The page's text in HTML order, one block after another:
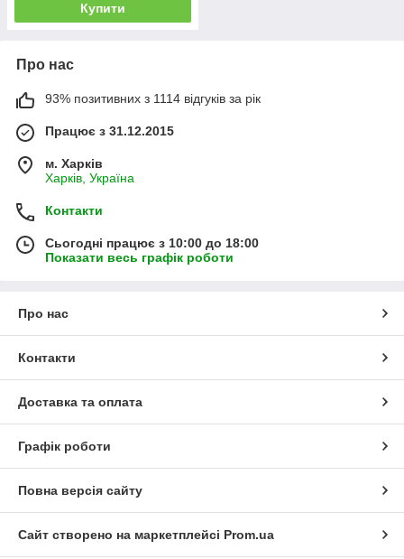
Купити
Про нас
93% позитивних з 1114 відгуків за рік
Працює з 31.12.2015
м. Харків
Харків, Україна
Контакти
Сьогодні працює з 10:00 до 18:00
Показати весь графік роботи
Про нас
Контакти
Доставка та оплата
Графік роботи
Повна версія сайту
Сайт створено на маркетплейсі Prom.ua